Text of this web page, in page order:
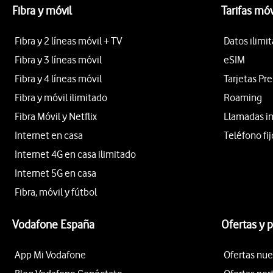
Fibra y móvil
Fibra y 2 líneas móvil + TV
Fibra y 3 líneas móvil
Fibra y 4 líneas móvil
Fibra y móvil ilimitado
Fibra Móvil y Netflix
Internet en casa
Internet 4G en casa ilimitado
Internet 5G en casa
Fibra, móvil y fútbol
Tarifas
Datos
eSIM
Tarjetas
Roaming
Llamadas
Teléfono
Vodafone España
App Mi Vodafone
Ofertas y
Ofertas